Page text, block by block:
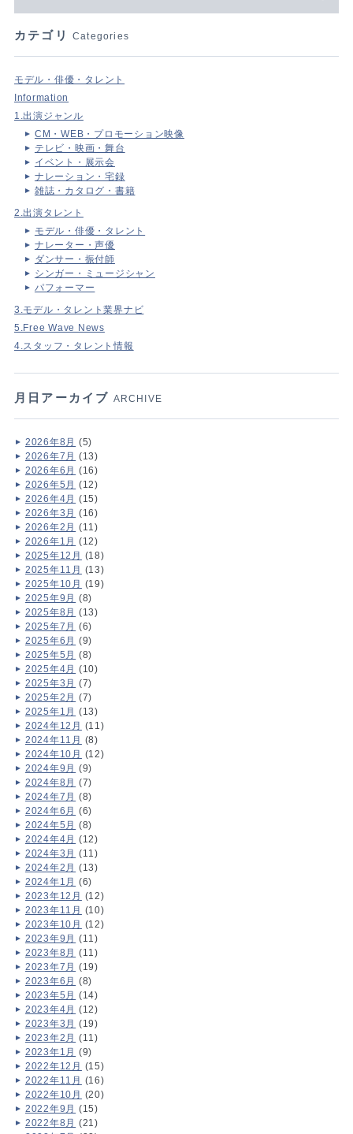
カテゴリ Categories
モデル・俳優・タレント
Information
1.出演ジャンル
CM・WEB・プロモーション映像
テレビ・映画・舞台
イベント・展示会
ナレーション・宅録
雑誌・カタログ・書籍
2.出演タレント
モデル・俳優・タレント
ナレーター・声優
ダンサー・振付師
シンガー・ミュージシャン
パフォーマー
3.モデル・タレント業界ナビ
5.Free Wave News
4.スタッフ・タレント情報
月日アーカイブ ARCHIVE
2026年8月 (5)
2026年7月 (13)
2026年6月 (16)
2026年5月 (12)
2026年4月 (15)
2026年3月 (16)
2026年2月 (11)
2026年1月 (12)
2025年12月 (18)
2025年11月 (13)
2025年10月 (19)
2025年9月 (8)
2025年8月 (13)
2025年7月 (6)
2025年6月 (9)
2025年5月 (8)
2025年4月 (10)
2025年3月 (7)
2025年2月 (7)
2025年1月 (13)
2024年12月 (11)
2024年11月 (8)
2024年10月 (12)
2024年9月 (9)
2024年8月 (7)
2024年7月 (8)
2024年6月 (6)
2024年5月 (8)
2024年4月 (12)
2024年3月 (11)
2024年2月 (13)
2024年1月 (6)
2023年12月 (12)
2023年11月 (10)
2023年10月 (12)
2023年9月 (11)
2023年8月 (11)
2023年7月 (19)
2023年6月 (8)
2023年5月 (14)
2023年4月 (12)
2023年3月 (19)
2023年2月 (11)
2023年1月 (9)
2022年12月 (15)
2022年11月 (16)
2022年10月 (20)
2022年9月 (15)
2022年8月 (21)